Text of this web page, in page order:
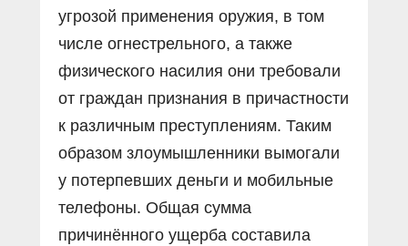
угрозой применения оружия, в том
числе огнестрельного, а также
физического насилия они требовали
от граждан признания в причастности
к различным преступлениям. Таким
образом злоумышленники вымогали
у потерпевших деньги и мобильные
телефоны. Общая сумма
причинённого ущерба составила